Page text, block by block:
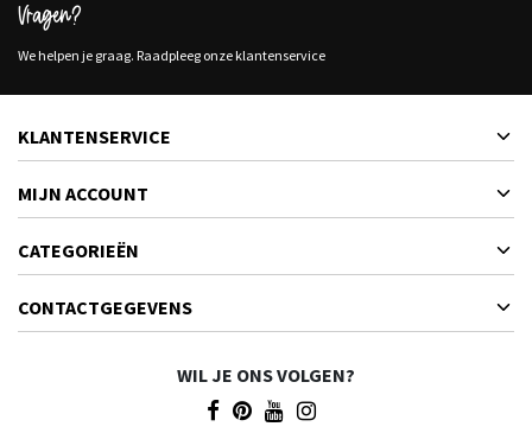
Vragen?
We helpen je graag. Raadpleeg onze klantenservice
KLANTENSERVICE
MIJN ACCOUNT
CATEGORIEËN
CONTACTGEGEVENS
WIL JE ONS VOLGEN?